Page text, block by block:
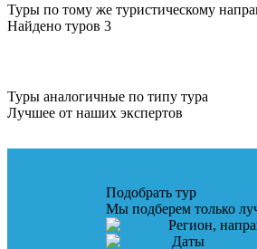
Туры по тому же туристическому
Найдено туров 3
Туры аналогичные по типу тура
Лучшее от наших экспертов
Подобрать тур
Мы подберем только
Регион,
Даты